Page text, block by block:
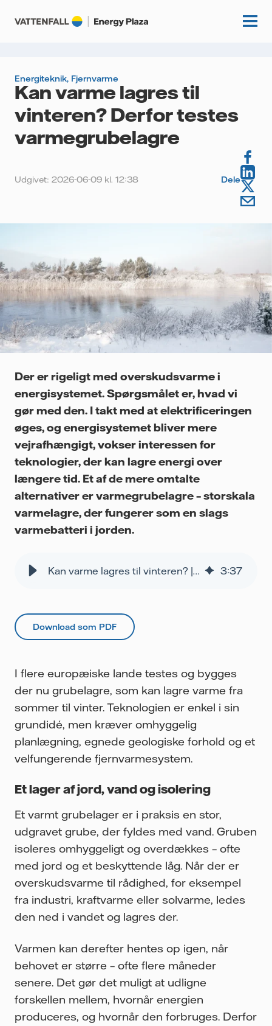
Start
Guides
Vattenfall.dk
Energiteknik, Fjernvarme
Kan varme lagres til
vinteren? Derfor testes
varmegrubelagre
Udgivet: 2026-06-09 kl. 12:38 Dele
Der er rigeligt med overskudsvarme i
energisystemet. Spørgsmålet er, hvad vi
gør med den. I takt med at elektrificeringen
øges, og energisystemet bliver mere
vejrafhængigt, vokser interessen for
teknologier, der kan lagre energi over
længere tid. Et af de mere omtalte
alternativer er varmegrubelagre – storskala
varmelagre, der fungerer som en slags
varmebatteri i jorden.
Kan varme lagres til vinteren? | Vattenfall DK 3:37
Download som PDF
I flere europæiske lande testes og bygges
der nu grubelagre, som kan lagre varme fra
sommer til vinter. Teknologien er enkel i sin
grundidé, men kræver omhyggelig
planlægning, egnede geologiske forhold og et
velfungerende fjernvarmesystem.
Et lager af jord, vand og isolering
Et varmt grubelager er i praksis en stor,
udgravet grube, der fyldes med vand. Gruben
isoleres omhyggeligt og overdækkes – ofte
med jord og et beskyttende låg. Når der er
overskudsvarme til rådighed, for eksempel
fra industri, kraftvarme eller solvarme, ledes
den ned i vandet og lagres der.
Varmen kan derefter hentes op igen, når
behovet er større – ofte flere måneder
senere. Det gør det muligt at udligne
forskellen mellem, hvornår energien
produceres, og hvornår den forbruges. Derfor